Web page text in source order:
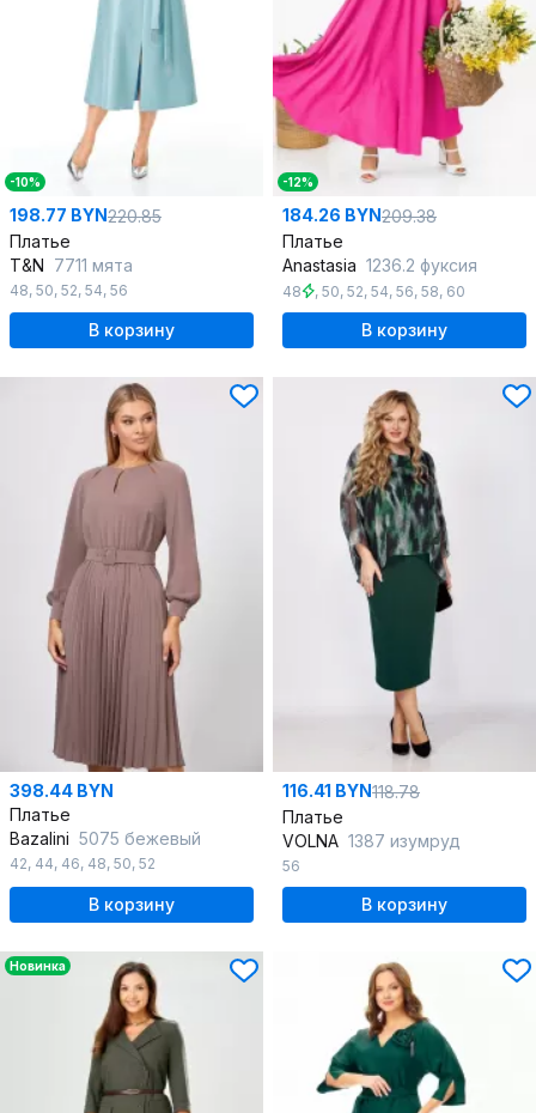
-10%
198.77 BYN220.85
Платье
T&N 7711 мята
48, 50, 52, 54, 56
В корзину
-12%
184.26 BYN209.38
Платье
Anastasia 1236.2 фуксия
48 , 50, 52, 54, 56, 58, 60
В корзину
398.44 BYN
Платье
Bazalini 5075 бежевый
42, 44, 46, 48, 50, 52
В корзину
116.41 BYN118.78
Платье
VOLNA 1387 изумруд
56
В корзину
Новинка